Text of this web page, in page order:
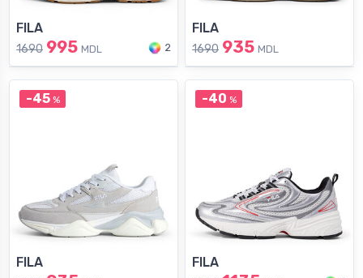
FILA
1690 995 MDL 2
FILA
1690 935 MDL
-45%
FILA
-40 %
FILA